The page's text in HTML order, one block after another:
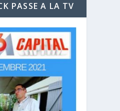
PASSE A LA TV